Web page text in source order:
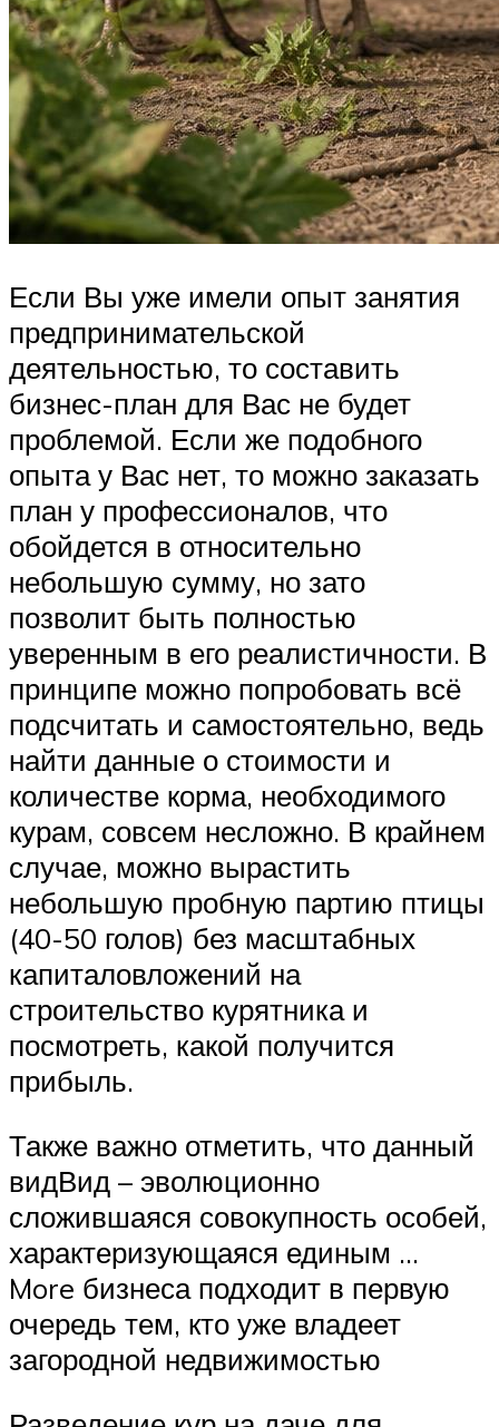
Если Вы уже имели опыт занятия
предпринимательской
деятельностью, то составить
бизнес-план для Вас не будет
проблемой. Если же подобного
опыта у Вас нет, то можно заказать
план у профессионалов, что
обойдется в относительно
небольшую сумму, но зато
позволит быть полностью
уверенным в его реалистичности. В
принципе можно попробовать всё
подсчитать и самостоятельно, ведь
найти данные о стоимости и
количестве корма, необходимого
курам, совсем несложно. В крайнем
случае, можно вырастить
небольшую пробную партию птицы
(40-50 голов) без масштабных
капиталовложений на
строительство курятника и
посмотреть, какой получится
прибыль.
Также важно отметить, что данный
видВид – эволюционно
сложившаяся совокупность особей,
характеризующаяся единым …
More бизнеса подходит в первую
очередь тем, кто уже владеет
загородной недвижимостью